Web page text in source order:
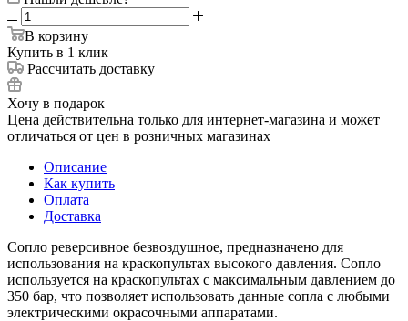
В корзину
Купить в 1 клик
Рассчитать доставку
Хочу в подарок
Цена действительна только для интернет-магазина и может
отличаться от цен в розничных магазинах
Описание
Как купить
Оплата
Доставка
Сопло реверсивное безвоздушное, предназначено для
использования на краскопультах высокого давления. Сопло
используется на краскопультах с максимальным давлением до
350 бар, что позволяет использовать данные сопла с любыми
электрическими окрасочными аппаратами.